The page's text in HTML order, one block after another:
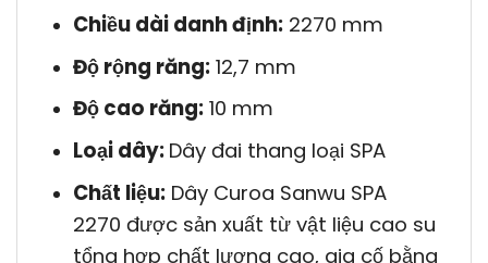
Chiều dài danh định:2270 mm
Độ rộng răng:12,7 mm
Độ cao răng:10 mm
Loại dây: Dây đai thang loại SPA
Chất liệu:Dây Curoa Sanwu SPA
2270 được sản xuất từ vật liệu cao su
tổng hợp chất lượng cao, gia cố bằng